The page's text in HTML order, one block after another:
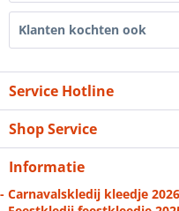
Klanten kochten ook
Service Hotline
Shop Service
Informatie
- Carnavalskledij kleedje 2026